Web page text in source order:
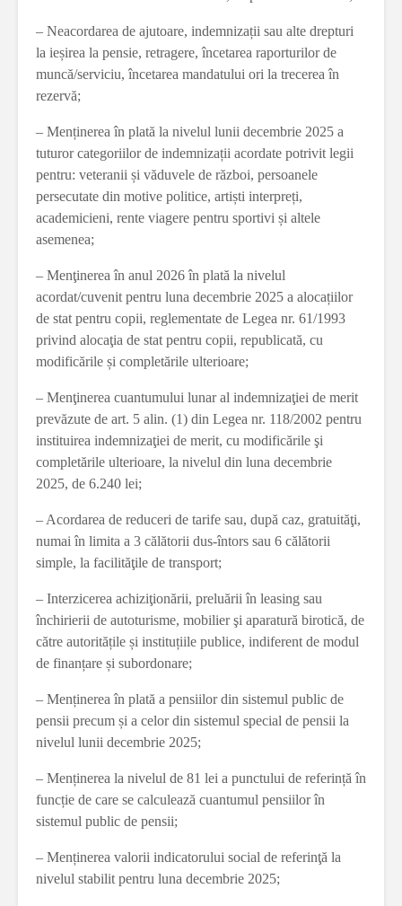
– Neacordarea de ajutoare, indemnizații sau alte drepturi
la ieșirea la pensie, retragere, încetarea raporturilor de
muncă/serviciu, încetarea mandatului ori la trecerea în
rezervă;
– Menținerea în plată la nivelul lunii decembrie 2025 a
tuturor categoriilor de indemnizații acordate potrivit legii
pentru: veteranii și văduvele de război, persoanele
persecutate din motive politice, artiști interpreți,
academicieni, rente viagere pentru sportivi și altele
asemenea;
– Menţinerea în anul 2026 în plată la nivelul
acordat/cuvenit pentru luna decembrie 2025 a alocațiilor
de stat pentru copii, reglementate de Legea nr. 61/1993
privind alocaţia de stat pentru copii, republicată, cu
modificările și completările ulterioare;
– Menţinerea cuantumului lunar al indemnizaţiei de merit
prevăzute de art. 5 alin. (1) din Legea nr. 118/2002 pentru
instituirea indemnizaţiei de merit, cu modificările şi
completările ulterioare, la nivelul din luna decembrie
2025, de 6.240 lei;
– Acordarea de reduceri de tarife sau, după caz, gratuităţi,
numai în limita a 3 călătorii dus-întors sau 6 călătorii
simple, la facilităţile de transport;
– Interzicerea achiziţionării, preluării în leasing sau
închirierii de autoturisme, mobilier şi aparatură birotică, de
către autoritățile și instituțiile publice, indiferent de modul
de finanțare și subordonare;
– Menținerea în plată a pensiilor din sistemul public de
pensii precum și a celor din sistemul special de pensii la
nivelul lunii decembrie 2025;
– Menținerea la nivelul de 81 lei a punctului de referință în
funcție de care se calculează cuantumul pensiilor în
sistemul public de pensii;
– Menținerea valorii indicatorului social de referinţă la
nivelul stabilit pentru luna decembrie 2025;